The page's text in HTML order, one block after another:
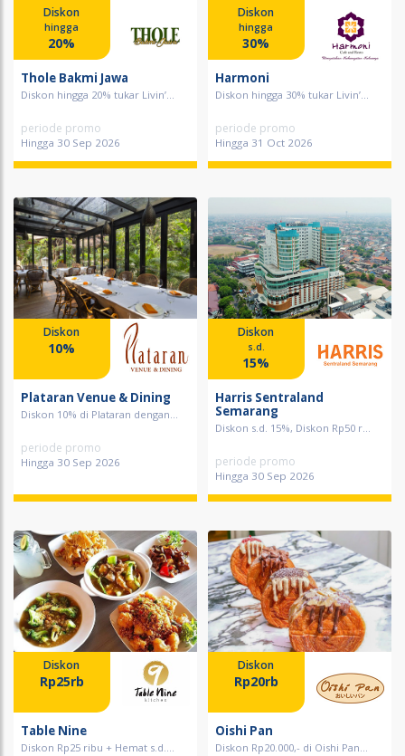
Diskon
hingga
20%
Thole Bakmi Jawa
Diskon hingga 20% tukar Livin’...
periode promo
Hingga 30 Sep 2026
Diskon
hingga
30%
Harmoni
Diskon hingga 30% tukar Livin’...
periode promo
Hingga 31 Oct 2026
Diskon
10%
Plataran Venue & Dining
Diskon 10% di Plataran dengan...
periode promo
Hingga 30 Sep 2026
Diskon
s.d.
15%
Harris Sentraland
Semarang
Diskon s.d. 15%, Diskon Rp50 r...
periode promo
Hingga 30 Sep 2026
Diskon
Rp25rb
Table Nine
Diskon Rp25 ribu + Hemat s.d....
Diskon
Rp20rb
Oishi Pan
Diskon Rp20.000,- di Oishi Pan...